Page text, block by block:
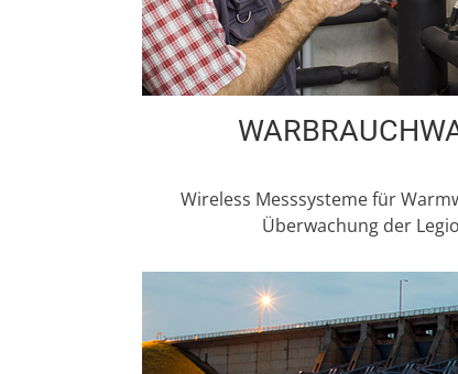
Wireless Messsysteme für
Überwachung der